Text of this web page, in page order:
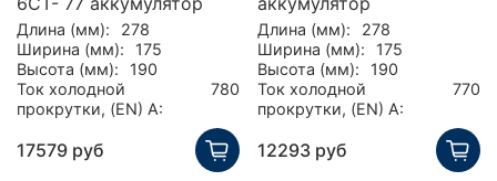
Длина (мм):
278
Ширина (мм):
175
Высота (мм):
190
Ток холодной
прокрутки, (EN) А:
780
17579 руб
Длина (мм):
278
Ширина (мм):
175
Высота (мм):
190
Ток холодной
прокрутки, (EN) А:
770
12293 руб